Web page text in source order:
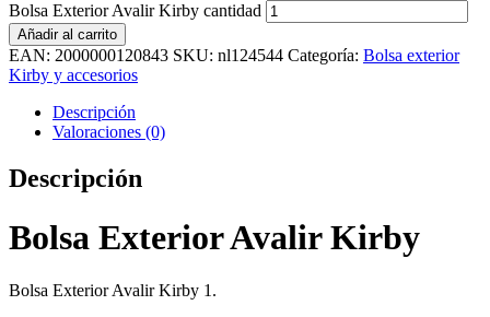
Bolsa Exterior Avalir Kirby cantidad
Añadir al carrito
EAN: 2000000120843 SKU: nl124544 Categoría: Bolsa exterior
Kirby y accesorios
Descripción
Valoraciones (0)
Descripción
Bolsa Exterior Avalir Kirby
Bolsa Exterior Avalir Kirby 1.